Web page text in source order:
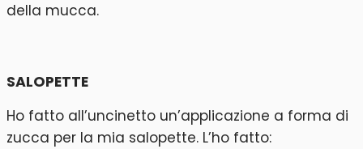
della mucca.
SALOPETTE
Ho fatto all’uncinetto un’applicazione a forma di
zucca per la mia salopette. L’ho fatto: